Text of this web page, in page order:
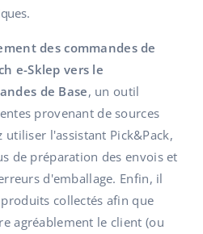
des commandes de
e-Sklep vers le
de Base, un outil
provenant de sources
l'assistant Pick&Pack,
de préparation des envois et
d'emballage. Enfin, il
collectés afin que
agréablement le client (ou